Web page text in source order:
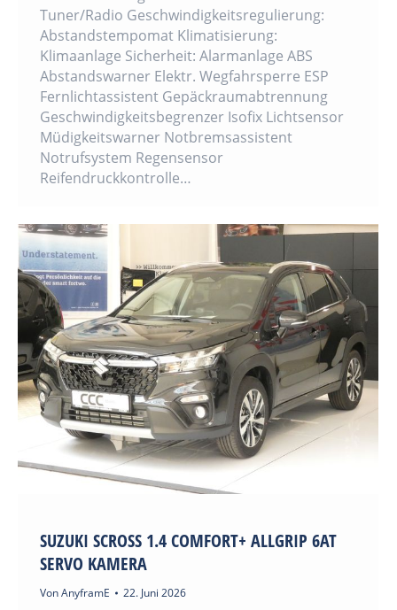
Tuner/Radio Geschwindigkeitsregulierung:
Abstandstempomat Klimatisierung:
Klimaanlage Sicherheit: Alarmanlage ABS
Abstandswarner Elektr. Wegfahrsperre ESP
Fernlichtassistent Gepäckraumabtrennung
Geschwindigkeitsbegrenzer Isofix Lichtsensor
Müdigkeitswarner Notbremsassistent
Notrufsystem Regensensor
Reifendruckkontrolle…
SUZUKI SCROSS 1.4 COMFORT+ ALLGRIP 6AT
SERVO KAMERA
VonAnyframE 22. Juni 2026